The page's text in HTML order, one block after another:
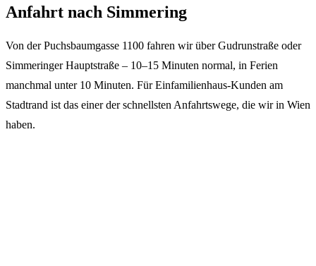
Anfahrt nach Simmering
Von der Puchsbaumgasse 1100 fahren wir über Gudrunstraße oder
Simmeringer Hauptstraße – 10–15 Minuten normal, in Ferien
manchmal unter 10 Minuten. Für Einfamilienhaus-Kunden am
Stadtrand ist das einer der schnellsten Anfahrtswege, die wir in Wien
haben.